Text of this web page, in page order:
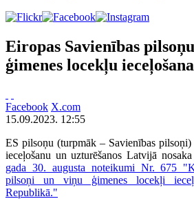
Eiropas Savienības
ģimenes locekļu
Facebook X.com
15.09.2023. 12:55
ES pilsoņu (turpmāk – Savienības
ieceļošanu un uzturēšanos Latvijā nosaka
gada 30. augusta noteikumi Nr. 675
pilsoņi un viņu ģimenes locekļi
Republikā."